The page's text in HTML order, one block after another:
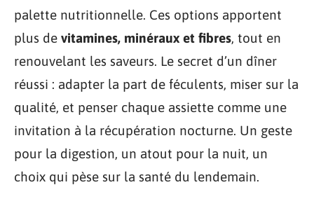
palette nutritionnelle. Ces options apportent
plus de vitamines, minéraux et fibres, tout en
renouvelant les saveurs. Le secret d’un dîner
réussi : adapter la part de féculents, miser sur la
qualité, et penser chaque assiette comme une
invitation à la récupération nocturne. Un geste
pour la digestion, un atout pour la nuit, un
choix qui pèse sur la santé du lendemain.